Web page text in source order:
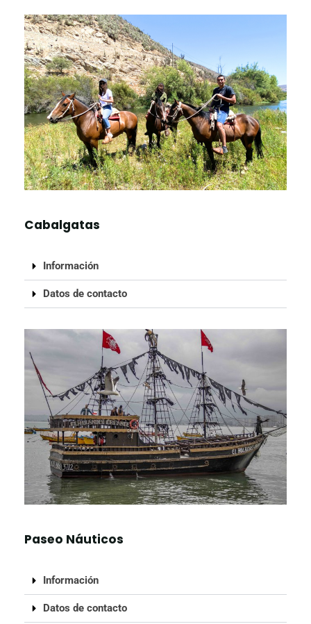
Cabalgatas
Información
Datos de contacto
Paseo Náuticos
Información
Datos de contacto